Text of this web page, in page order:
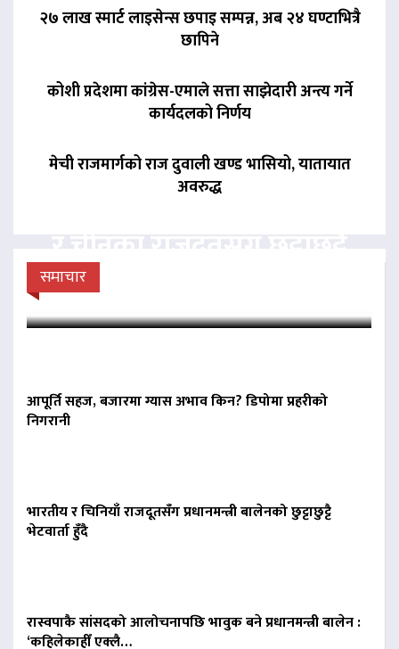
२७ लाख स्मार्ट लाइसेन्स छपाइ सम्पन्न, अब २४ घण्टाभित्रै
छापिने
कोशी प्रदेशमा कांग्रेस-एमाले सत्ता साझेदारी अन्त्य गर्ने
कार्यदलको निर्णय
मेची राजमार्गको राज दुवाली खण्ड भासियो, यातायात
अवरुद्ध
समाचार
प्रधानमन्त्री बालेनले आज भारत
आपूर्ति सहज, बजारमा ग्यास अभाव किन? डिपोमा प्रहरीको
निगरानी
भारतीय र चिनियाँ राजदूतसँग प्रधानमन्त्री बालेनको छुट्टाछुट्टै
भेटवार्ता हुँदै
रास्वपाकै सांसदको आलोचनापछि भावुक बने प्रधानमन्त्री बालेन :
‘कहिलेकाहीँ एक्लै…